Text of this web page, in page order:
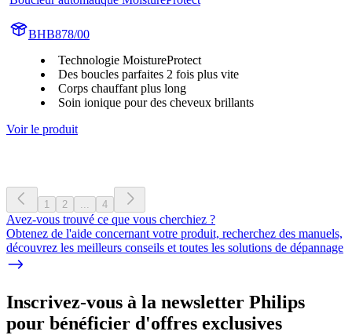
BHB878/00
Technologie MoistureProtect
Des boucles parfaites 2 fois plus vite
Corps chauffant plus long
Soin ionique pour des cheveux brillants
Voir le produit
1 2 4
Avez-vous trouvé ce que vous cherchiez ?
Obtenez de l'aide concernant votre produit, recherchez des manuels,
découvrez les meilleurs conseils et toutes les solutions de dépannage
Inscrivez-vous à la newsletter Philips
pour bénéficier d'offres exclusives